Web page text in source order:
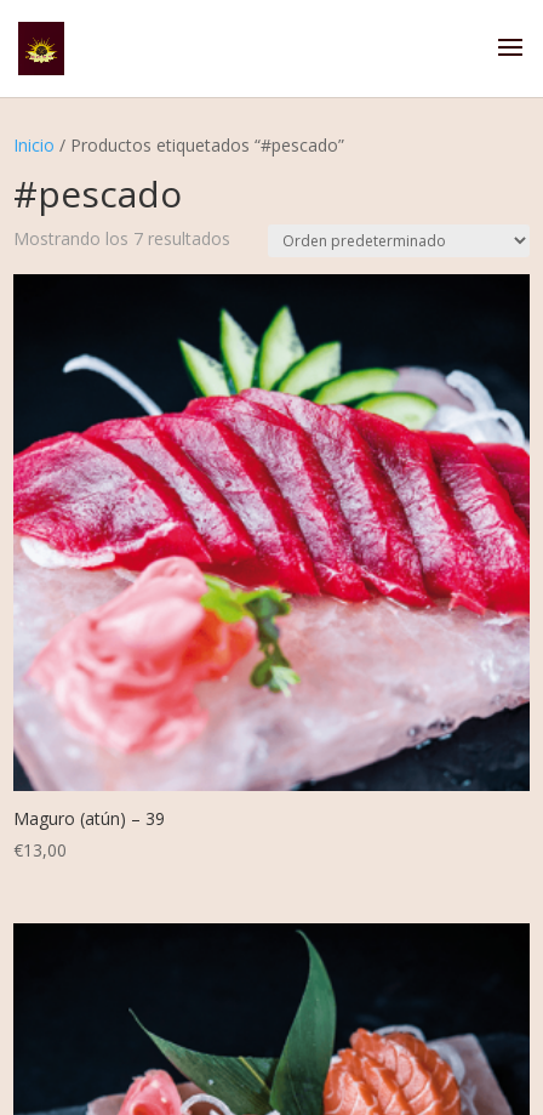
Inicio / Productos etiquetados “#pescado”
#pescado
Mostrando los 7 resultados
Maguro (atún) – 39
€13,00